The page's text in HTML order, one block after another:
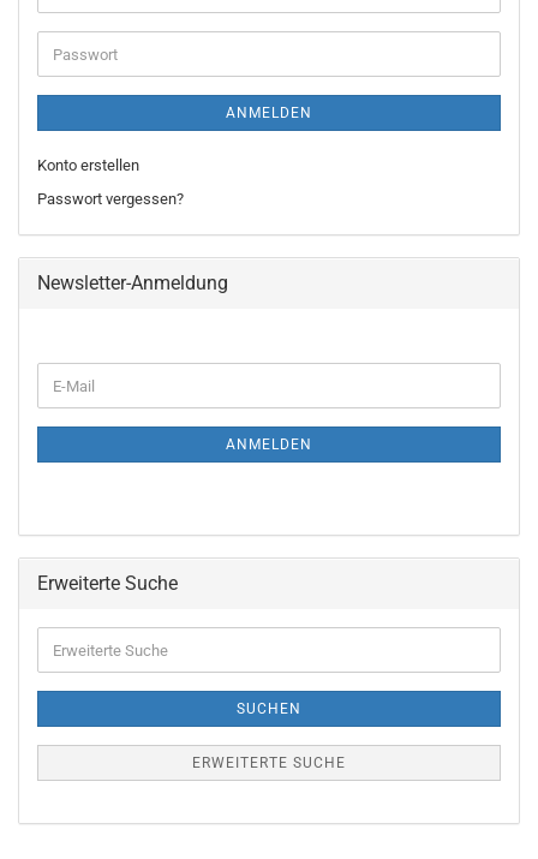
Mail-
Adresse
Passwort
ANMELDEN
Konto erstellen
Passwort vergessen?
Newsletter-Anmeldung
ZUR
E-
Mail
ANMELDEN
Erweiterte Suche
Suche
SUCHEN
ERWEITERTE SUCHE